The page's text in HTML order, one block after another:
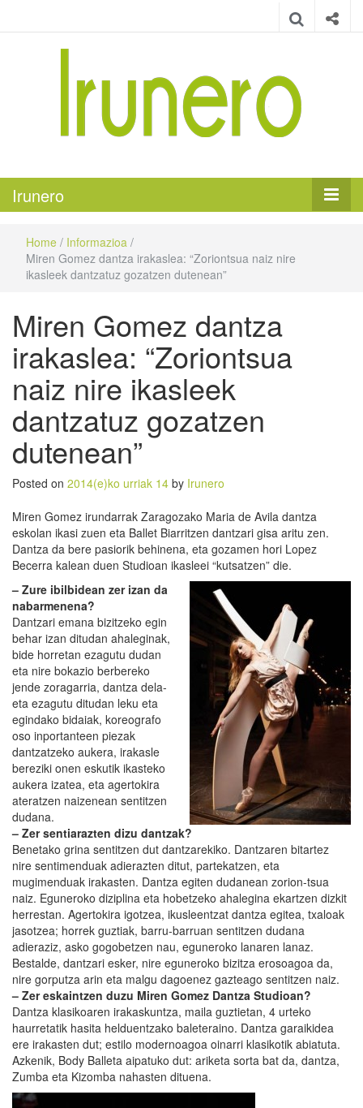
Irunero
Home / Informazioa /
Miren Gomez dantza irakaslea: “Zoriontsua naiz nire
ikasleek dantzatuz gozatzen dutenean”
Miren Gomez dantza
irakaslea: “Zoriontsua
naiz nire ikasleek
dantzatuz gozatzen
dutenean”
Posted on 2014(e)ko urriak 14 by Irunero
Miren Gomez irundarrak Zaragozako Maria de Avila dantza
eskolan ikasi zuen eta Ballet Biarritzen dantzari gisa aritu zen.
Dantza da bere pasiorik behinena, eta gozamen hori Lopez
Becerra kalean duen Studioan ikasleei “kutsatzen” die.
– Zure ibilbidean zer izan da
nabarmenena?
Dantzari emana bizitzeko egin
behar izan ditudan ahaleginak,
bide horretan ezagutu dudan
eta nire bokazio berbereko
jende zoragarria, dantza dela-
eta ezagutu ditudan leku eta
egindako bidaiak, koreografo
oso inportanteen piezak
dantzatzeko aukera, irakasle
bereziki onen eskutik ikasteko
aukera izatea, eta agertokira
ateratzen naizenean sentitzen
dudana.
– Zer sentiarazten dizu dantzak?
Benetako grina sentitzen dut dantzarekiko. Dantzaren bitartez
nire sentimenduak adierazten ditut, partekatzen, eta
mugimenduak irakasten. Dantza egiten dudanean zorion-tsua
naiz. Eguneroko diziplina eta hobetzeko ahalegina ekartzen dizkit
herrestan. Agertokira igotzea, ikusleentzat dantza egitea, txaloak
jasotzea; horrek guztiak, barru-barruan sentitzen dudana
adieraziz, asko gogobetzen nau, eguneroko lanaren lanaz.
Bestalde, dantzari esker, nire eguneroko bizitza erosoagoa da,
nire gorputza arin eta malgu dagoenez gazteago sentitzen naiz.
– Zer eskaintzen duzu Miren Gomez Dantza Studioan?
Dantza klasikoaren irakaskuntza, maila guztietan, 4 urteko
haurretatik hasita helduentzako baleteraino. Dantza garaikidea
ere irakasten dut; estilo modernoagoa oinarri klasikotik abiatuta.
Azkenik, Body Balleta aipatuko dut: ariketa sorta bat da, dantza,
Zumba eta Kizomba nahasten dituena.